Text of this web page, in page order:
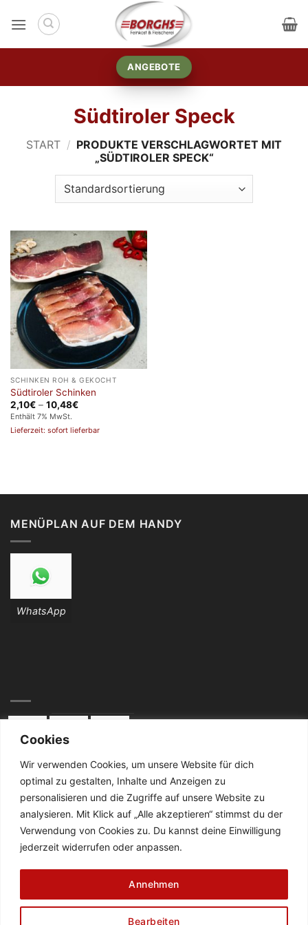
Cookies
Wir verwenden Cookies, um unsere Website für dich
optimal zu gestalten, Inhalte und Anzeigen zu
personalisieren und die Zugriffe auf unsere Website zu
analysieren. Mit Klick auf „Alle akzeptieren“ stimmst du der
Verwendung von Cookies zu. Du kannst deine Einwilligung
jederzeit widerrufen oder anpassen.
Bearbeiten
Annehmen
Inhalt
ANGEBOTE
Südtiroler Speck
START / PRODUKTE VERSCHLAGWORTET MIT
„SÜDTIROLER SPECK“
SCHINKEN ROH & GEKOCHT
Südtiroler Schinken
2,10€ – 10,48€Preisspanne:
10,48€
Enthält 7% MwSt.
Lieferzeit: sofort lieferbar
MENÜPLAN AUF DEM HANDY
WhatsApp
KONTAKT:
Telefon: 02834 / 2024
De Cabanes-Straße 4
47638 Straelen
AGB
ZAHLUNGSWEISEN